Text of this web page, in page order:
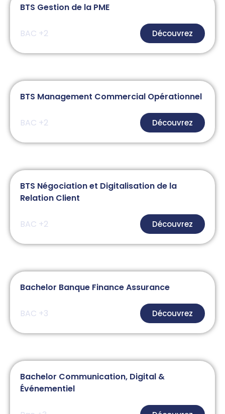
BTS Gestion de la PME
BAC +2 Découvrez
BTS Management Commercial Opérationnel
BAC +2 Découvrez
BTS Négociation et Digitalisation de la
Relation Client
BAC +2 Découvrez
Bachelor Banque Finance Assurance
BAC +3 Découvrez
Bachelor Communication, Digital &
Événementiel